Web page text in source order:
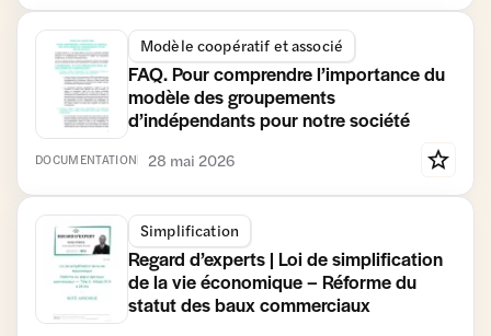
Modèle coopératif et associé
FAQ. Pour comprendre l’importance du
modèle des groupements
d’indépendants pour notre société
DOCUMENTATION 28 mai 2026
Simplification
Regard d’experts | Loi de simplification
de la vie économique – Réforme du
statut des baux commerciaux